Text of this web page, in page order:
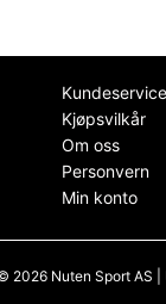
Kundeservice
Kjøpsvilkår
Om oss
Personvern
Min konto
2026 Nuten Sport AS |